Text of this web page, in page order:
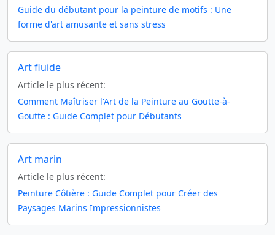
Guide du débutant pour la peinture de motifs : Une
forme d'art amusante et sans stress
Art fluide
Article le plus récent:
Comment Maîtriser l'Art de la Peinture au Goutte-à-
Goutte : Guide Complet pour Débutants
Art marin
Article le plus récent:
Peinture Côtière : Guide Complet pour Créer des
Paysages Marins Impressionnistes